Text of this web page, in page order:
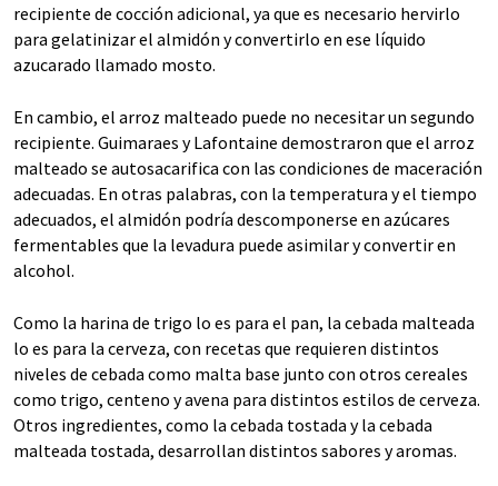
recipiente de cocción adicional, ya que es necesario hervirlo
para gelatinizar el almidón y convertirlo en ese líquido
azucarado llamado mosto.
En cambio, el arroz malteado puede no necesitar un segundo
recipiente. Guimaraes y Lafontaine demostraron que el arroz
malteado se autosacarifica con las condiciones de maceración
adecuadas. En otras palabras, con la temperatura y el tiempo
adecuados, el almidón podría descomponerse en azúcares
fermentables que la levadura puede asimilar y convertir en
alcohol.
Como la harina de trigo lo es para el pan, la cebada malteada
lo es para la cerveza, con recetas que requieren distintos
niveles de cebada como malta base junto con otros cereales
como trigo, centeno y avena para distintos estilos de cerveza.
Otros ingredientes, como la cebada tostada y la cebada
malteada tostada, desarrollan distintos sabores y aromas.